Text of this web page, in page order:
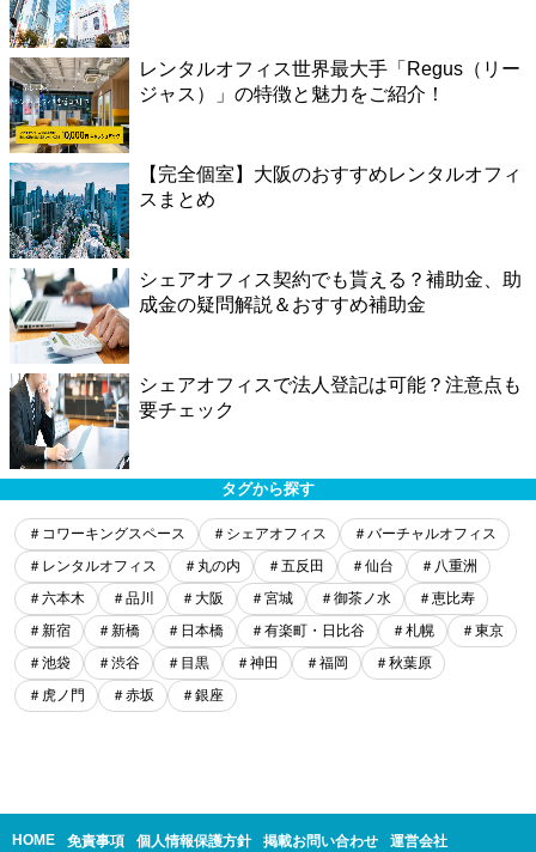
レンタルオフィス世界最大手「Regus（リー
ジャス）」の特徴と魅力をご紹介！
【完全個室】大阪のおすすめレンタルオフィ
スまとめ
シェアオフィス契約でも貰える？補助金、助
成金の疑問解説＆おすすめ補助金
シェアオフィスで法人登記は可能？注意点も
要チェック
タグから探す
＃コワーキングスペース ＃シェアオフィス
＃バーチャルオフィス
＃レンタルオフィス
＃丸の内 ＃五反田 ＃仙台
＃八重洲
＃六本木
＃品川 ＃大阪 ＃宮城 ＃御茶ノ水
＃恵比寿
＃新宿
＃新橋 ＃日本橋 ＃有楽町・日比谷 ＃札幌
＃東京
＃池袋
＃渋谷 ＃目黒 ＃神田 ＃福岡
＃秋葉原
＃虎ノ門
＃赤坂 ＃銀座
HOME 免責事項 個人情報保護方針 掲載お問い合わせ 運営会社